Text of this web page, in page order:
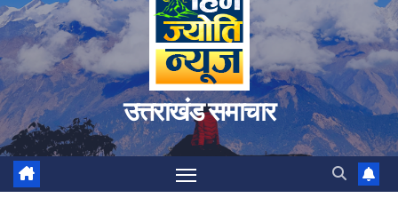
उत्तराखंड समाचार